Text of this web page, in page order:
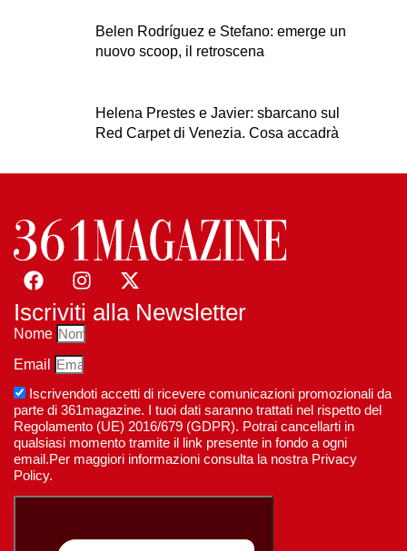
Belen Rodríguez e Stefano: emerge un
nuovo scoop, il retroscena
Helena Prestes e Javier: sbarcano sul
Red Carpet di Venezia. Cosa accadrà
Iscriviti alla Newsletter
Nome
Email
Iscrivendoti accetti di ricevere comunicazioni promozionali da
parte di 361magazine. I tuoi dati saranno trattati nel rispetto del
Regolamento (UE) 2016/679 (GDPR). Potrai cancellarti in
qualsiasi momento tramite il link presente in fondo a ogni
email.Per maggiori informazioni consulta la nostra Privacy
Policy.